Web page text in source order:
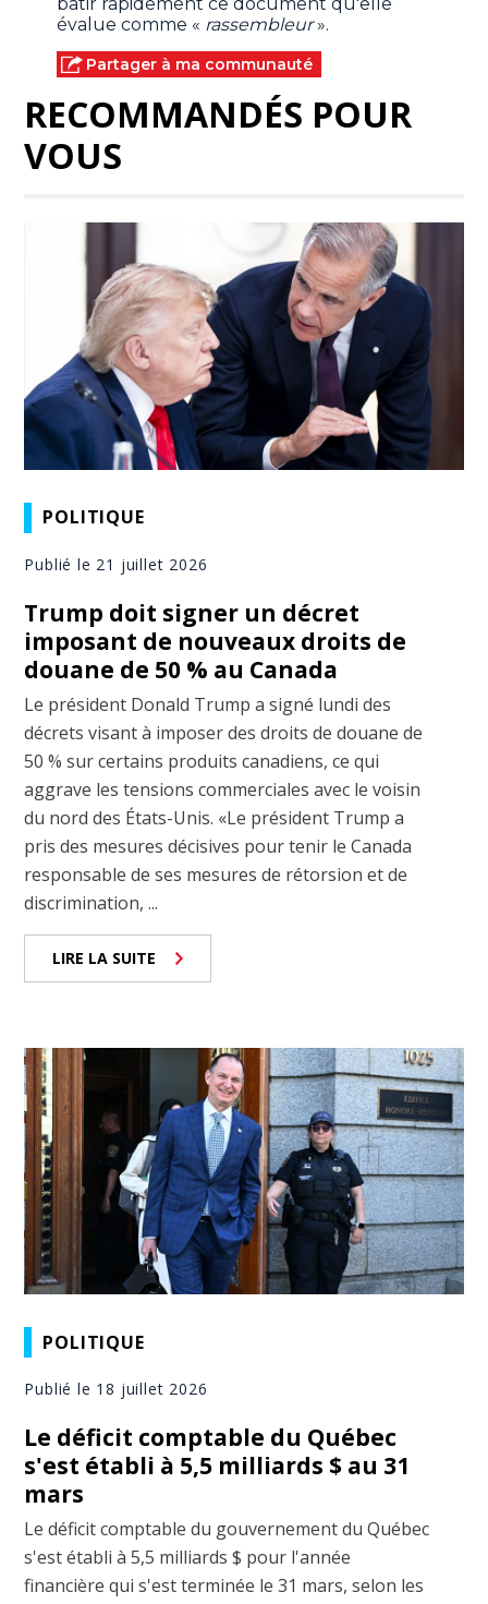
évalue comme « rassembleur».
Partager à ma communauté
RECOMMANDÉS POUR
VOUS
POLITIQUE
Publié le 21 juillet 2026
Trump doit signer un décret
imposant de nouveaux droits de
douane de 50 % au Canada
Le président Donald Trump a signé lundi des
décrets visant à imposer des droits de douane de
50 % sur certains produits canadiens, ce qui
aggrave les tensions commerciales avec le voisin
du nord des États-Unis. «Le président Trump a
pris des mesures décisives pour tenir le Canada
responsable de ses mesures de rétorsion et de
discrimination, ...
LIRE LA SUITE
POLITIQUE
Publié le 18 juillet 2026
Le déficit comptable du Québec
s'est établi à 5,5 milliards $ au 31
mars
Le déficit comptable du gouvernement du Québec
s'est établi à 5,5 milliards $ pour l'année
financière qui s'est terminée le 31 mars, selon les